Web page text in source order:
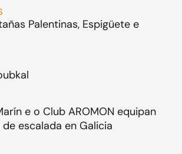
Palentinas, Espigüete e
e o Club AROMON equipan
escalada en Galicia